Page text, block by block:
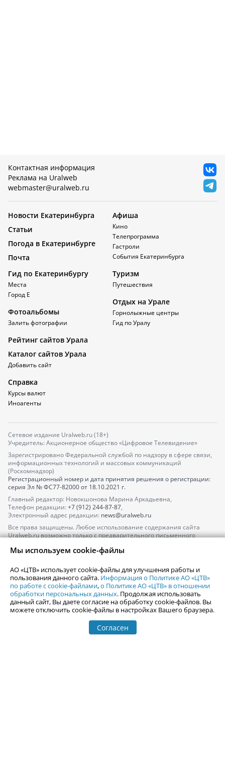
Контактная информация
Реклама на Uralweb
webmaster@uralweb.ru
Новости Екатеринбурга
Статьи
Погода в Екатеринбурге
Почта
Афиша
Кино
Телепрограмма
Гастроли
События Екатеринбурга
Гид по Екатеринбургу
Места
Город Е
Фотоальбомы
Залить фотографии
Туризм
Путешествия
Отдых на Урале
Горнолыжные центры
Гид по Уралу
Рейтинг сайтов Урала
Каталог сайтов Урала
Добавить сайт
Справка
Курсы валют
Иноагенты
Сетевое издание Uralweb.ru (18+)
Учредитель: Акционерное общество «Цифровое Телевидение»
Зарегистрировано Федеральной службой по надзору в сфере связи,
информационных технологий и массовых коммуникаций
(Роскомнадзор)
Регистрационный номер и дата принятия решения о регистрации:
серия Эл № ФС77-82000от 18.10.2021 г.
Главный редактор: Новокшонова Марина Аркадьевна,
Телефон редакции: +7 (912) 244-87-87,
Электронный адрес редакции: news@uralweb.ru
Все права защищены. Любое использование содержания сайта
Uralweb.ru возможно только с предварительного письменного
По вопросам размещения рекламы обращайтесь по тел.
По вопросам размещения информации в разделе «Афиша»
afisha@uralweb.ru
Пользовательское соглашение на использование сайта
Политика АО «ЦТВ» в отношении обработки персональных данных
Мы используем cookie-файлы
АО «ЦТВ» использует cookie-файлы для улучшения работы и
пользования данного сайта. Информация о Политике АО «ЦТВ»
по работе с cookie-файлами,о Политике АО «ЦТВ» в отношении
обработки персональных данных. Продолжая использовать
данный сайт, Вы даете согласие на обработку cookie-файлов. Вы
можете отключить cookie-файлы в настройках Вашего браузера.
Согласен